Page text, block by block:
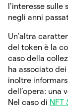
l’interesse
negli anni
Un’altra
del token è la
caso della
ha associato
inoltre
dell’opera: una
Nel caso di NFT